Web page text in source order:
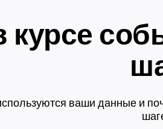
курсе
ваши данные и